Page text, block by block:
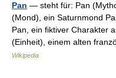
Pan — steht für: Pan
(Mond), ein Saturnmond
Pan, ein fiktiver Charakter
(Einheit), einem alten
Wikipedia